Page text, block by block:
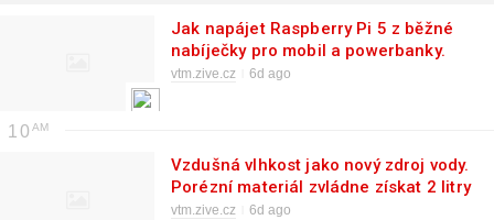
Jak napájet Raspberry Pi 5 z běžné
nabíječky pro mobil a powerbanky.
Pomůže USB-C PD redukce
vtm.zive.cz 6d ago
10
Vzdušná vlhkost jako nový zdroj vody.
Porézní materiál zvládne získat 2 litry
životodárné tekutiny denně
vtm.zive.cz 6d ago